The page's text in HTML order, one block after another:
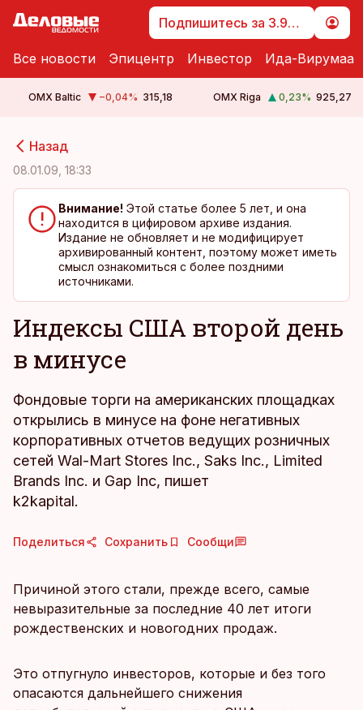
Подпишитесь за 3.99 €
Все новости Эпицентр Инвестор Ида-Вирумаа
OMX Baltic −0,04% 315,18 OMX Riga 0,23% 925,27
Назад
08.01.09, 18:33
Внимание! Этой статье более 5 лет, и она
находится в цифировом архиве издания.
Издание не обновляет и не модифицирует
архивированный контент, поэтому может иметь
смысл ознакомиться с более поздними
источниками.
Индексы США второй день
в минусе
Фондовые торги на американских площадках
открылись в минусе на фоне негативных
корпоративных отчетов ведущих розничных
сетей Wal-Mart Stores Inc., Saks Inc., Limited
Brands Inc. и Gap Inc, пишет
k2kapital.
Поделиться Сохранить Сообщи
Причиной этого стали, прежде всего, самые
невыразительные за последние 40 лет итоги
рождественских и новогодних продаж.
Это отпугнуло инвесторов, которые и без того
опасаются дальнейшего снижения